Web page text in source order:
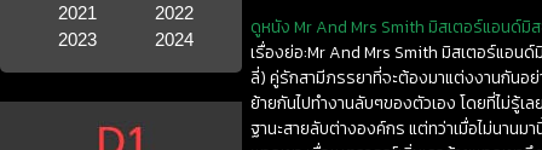
2021
2022
2023
2024
ดูหนัง Mr And Mrs Smith มิสเตอร์แอนด์มิ
เรื่องย่อ:Mr And Mrs Smith มิสเตอร์แอน
ลี่) คู่รักสามีภรรยาที่จะต้องมาแต่งงานกันอ
ย้ายกันไปทำงานลับๆของตัวเอง โดยที่ไม่รู้
ฐานะสายลับต่างองค์กร แต่ทว่าเมื่อไม่นานม